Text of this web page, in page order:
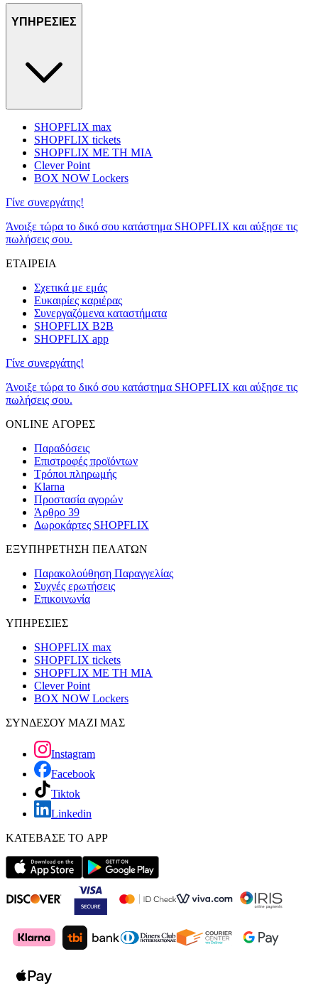
ΥΠΗΡΕΣΙΕΣ
SHOPFLIX max
SHOPFLIX tickets
SHOPFLIX ΜΕ ΤΗ ΜΙΑ
Clever Point
BOX NOW Lockers
Γίνε συνεργάτης!
Άνοιξε τώρα το δικό σου κατάστημα SHOPFLIX και αύξησε τις
πωλήσεις σου.
ΕΤΑΙΡΕΙΑ
Σχετικά με εμάς
Ευκαιρίες καριέρας
Συνεργαζόμενα καταστήματα
SHOPFLIX B2B
SHOPFLIX app
Γίνε συνεργάτης!
Άνοιξε τώρα το δικό σου κατάστημα SHOPFLIX και αύξησε τις
πωλήσεις σου.
ONLINE ΑΓΟΡΕΣ
Παραδόσεις
Επιστροφές προϊόντων
Τρόποι πληρωμής
Klarna
Προστασία αγορών
Άρθρο 39
Δωροκάρτες SHOPFLIX
ΕΞΥΠΗΡΕΤΗΣΗ ΠΕΛΑΤΩΝ
Παρακολούθηση Παραγγελίας
Συχνές ερωτήσεις
Επικοινωνία
ΥΠΗΡΕΣΙΕΣ
SHOPFLIX max
SHOPFLIX tickets
SHOPFLIX ΜΕ ΤΗ ΜΙΑ
Clever Point
BOX NOW Lockers
ΣΥΝΔΕΣΟΥ ΜΑΖΙ ΜΑΣ
Instagram
Facebook
Tiktok
Linkedin
ΚΑΤΕΒΑΣΕ ΤΟ APP